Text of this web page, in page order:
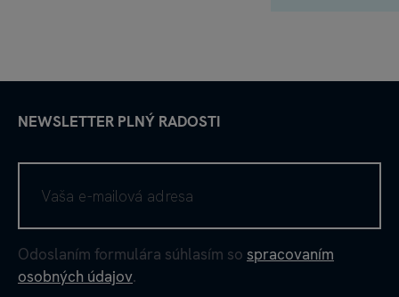
NEWSLETTER PLNÝ RADOSTI
Odoslaním formulára súhlasím so spracovaním
osobných údajov.